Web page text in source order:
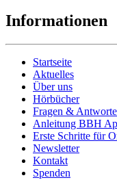
Informationen
Startseite
Aktuelles
Über uns
Hörbücher
Fragen &
Anleitung BBH
Erste Schritte für
Newsletter
Kontakt
Spenden